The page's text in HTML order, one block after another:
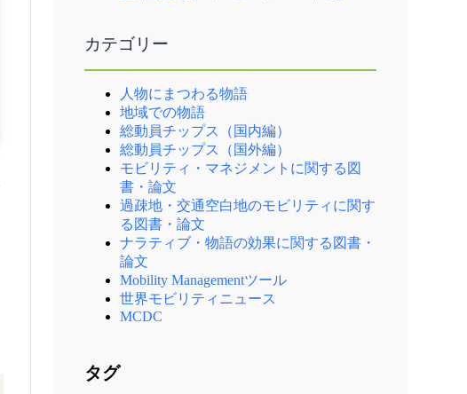
カテゴリー
人物にまつわる物語
地域での物語
総動員チップス（国内編）
総動員チップス（国外編）
モビリティ・マネジメントに関する図
書・論文
過疎地・交通空白地のモビリティに関す
る図書・論文
ナラティブ・物語の効果に関する図書・
論文
Mobility Managementツール
世界モビリティニュース
MCDC
タグ